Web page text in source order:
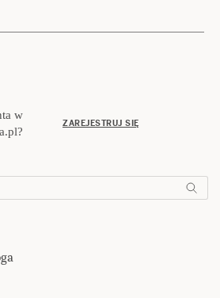
w
ZAREJESTRUJ SIĘ